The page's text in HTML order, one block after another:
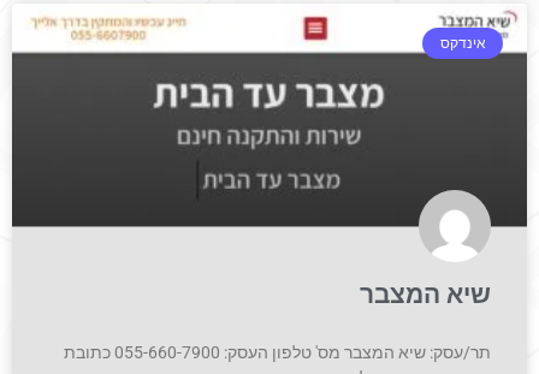
אינדקס
שיא המצבר
תר/עסק: שיא המצבר מס' טלפון העסק: 055-660-7900 כתובת